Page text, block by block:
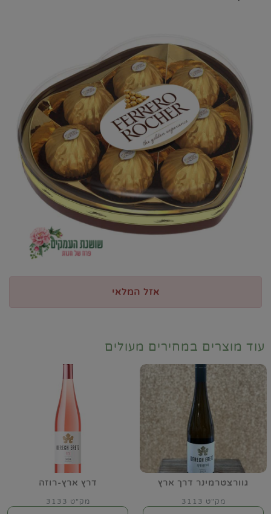
אזל המלאי
עוד מוצרים במחירים מעולים
גוורצטרמינר דרך ארץ
מק"ט 3113
דרץ ארץ-רוזה
מק"ט 3133